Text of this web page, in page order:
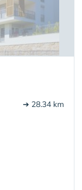
➔ 28.34 km